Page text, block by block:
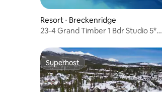
Resort ⋅ Breckenridge
23-4 Grand Timber 1 Bdr Studio 5*
Superhost
Superhost